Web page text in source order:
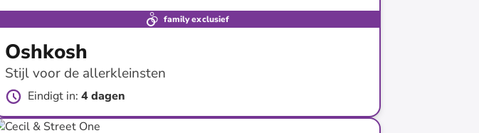
family exclusief
Oshkosh
Stijl voor de allerkleinsten
Eindigt in: 4 dagen
tot-65%*